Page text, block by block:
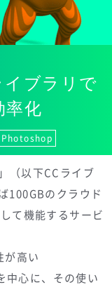
ブラリで
率化
Photoshop
（以下CCライブ
100GBのクラウド
て機能するサービ
が高い
心に、その使い